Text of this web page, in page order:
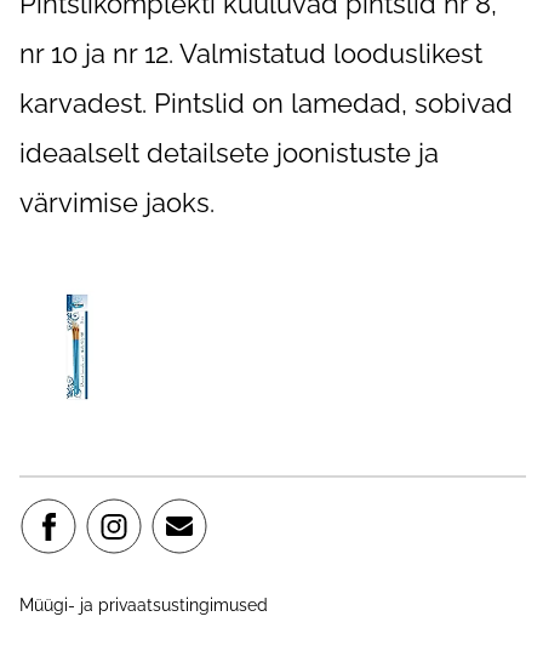
nr 10 ja nr 12. Valmistatud looduslikest
karvadest. Pintslid on lamedad, sobivad
ideaalselt detailsete joonistuste ja
värvimise jaoks.
Müügi- ja privaatsustingimused